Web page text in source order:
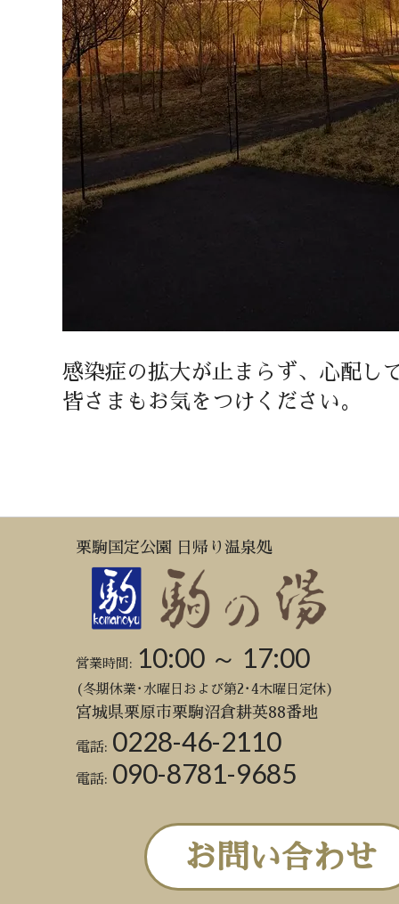
感染症の拡大が止まらず、心配し
皆さまもお気をつけください。
栗駒国定公園 日帰り温泉処
営業時間: 10:00 ～ 17:00
(冬期休業･水曜日および第2･4木曜日定休)
宮城県栗原市栗駒沼倉耕英88番地
電話: 0228-46-2110
電話: 090-8781-9685
お問い合わせ